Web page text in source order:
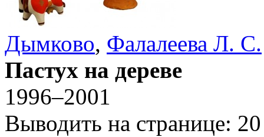
Дымково, Фалалеева Л. С.
Пастух на дереве
1996–2001
Выводить на странице: 20